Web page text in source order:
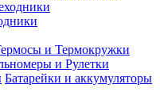
и Термокружки
и Рулетки
Батарейки и аккумуляторы